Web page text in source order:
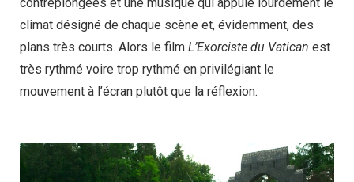
climat désigné de chaque scène et, évidemment, des
plans très courts. Alors le film L’Exorciste du Vatican est
très rythmé voire trop rythmé en privilégiant le
mouvement à l’écran plutôt que la réflexion.